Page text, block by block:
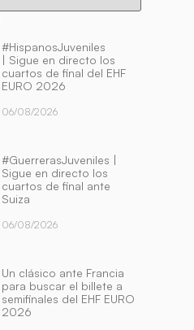
#HispanosJuveniles
| Sigue en directo los
cuartos de final del EHF
EURO 2026
06/08/2026
#GuerrerasJuveniles |
Sigue en directo los
cuartos de final ante
Suiza
06/08/2026
Un clásico ante Francia
para buscar el billete a
semifinales del EHF EURO
2026